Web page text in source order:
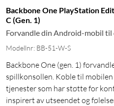
Backbone One PlayStation
C (Gen. 1)
Forvandle din Android-mobil
Modellnr: BB-51-W-S
Backbone One (gen. 1)
spillkonsollen. Koble til
tjenester som har støtte for
inspirert av utseendet og